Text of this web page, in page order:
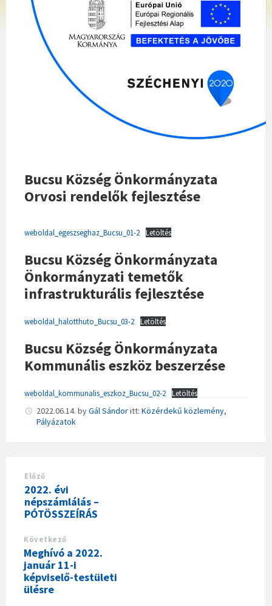
Bucsu Község Önkormányzata
Orvosi rendelők fejlesztése
weboldal_egeszseghaz_Bucsu_01-2 Letöltés
Bucsu Község Önkormányzata
Önkormányzati temetők
infrastrukturális fejlesztése
weboldal_halotthuto_Bucsu_03-2 Letöltés
Bucsu Község Önkormányzata
Kommunális eszköz beszerzése
weboldal_kommunalis_eszkoz_Bucsu_02-2 Letöltés
2022.06.14. byGál Sándoritt: Közérdekű közlemény,
Pályázatok
Előző
2022. évi
népszámlálás –
PÓTÖSSZEÍRÁS
Következő
Meghívó a 2022.
január 11-i
képviselő-testületi
ülésre